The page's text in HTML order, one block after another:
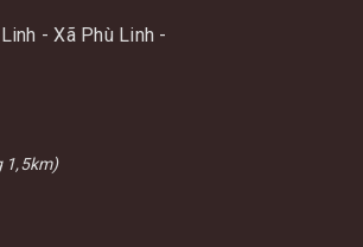
- Xã Phù Linh -
1,5km)